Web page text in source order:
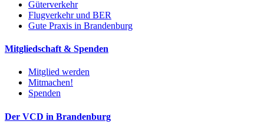
Güterverkehr
Flugverkehr und BER
Gute Praxis in Brandenburg
Mitgliedschaft & Spenden
Mitglied werden
Mitmachen!
Spenden
Der VCD in Brandenburg